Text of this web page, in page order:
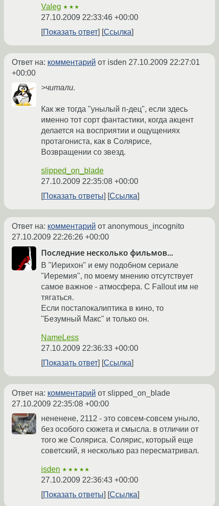
Valeg ★★★
27.10.2009 22:33:46 +00:00
Показать ответ
Ссылка
Ответ на: комментарий от isden 27.10.2009 22:27:01
+00:00
>читали.
Как же тогда "унылый п-дец", если здесь
именно тот сорт фантастики, когда акцент
делается на восприятии и ощущениях
протагониста, как в Солярисе,
Возвращении со звезд.
slipped_on_blade
27.10.2009 22:35:08 +00:00
Показать ответы
Ссылка
Ответ на: комментарий от anonymous_incognito
27.10.2009 22:26:26 +00:00
Последние несколько фильмов...
В "Иерихон" и ему подобном сериале
"Иеремия", по моему мнению отсутствует
самое важное - атмосфера. С Fallout им не
тягаться.
Если постапокалиптика в кино, то
"Безумный Макс" и только он.
NameLess
27.10.2009 22:36:33 +00:00
Показать ответ
Ссылка
Ответ на: комментарий от slipped_on_blade
27.10.2009 22:35:08 +00:00
нененене, 2112 - это совсем-совсем уныло,
без особого сюжета и смысла. в отличии от
того же Соляриса. Солярис, который еще
советский, я несколько раз пересматривал.
isden ★★★★★
27.10.2009 22:36:43 +00:00
Показать ответы
Ссылка